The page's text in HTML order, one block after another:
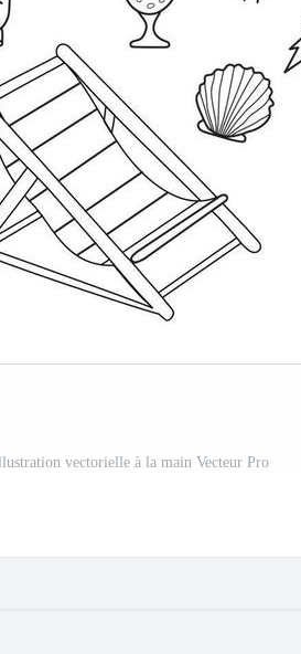
vectorielle à la main Vecteur Pro